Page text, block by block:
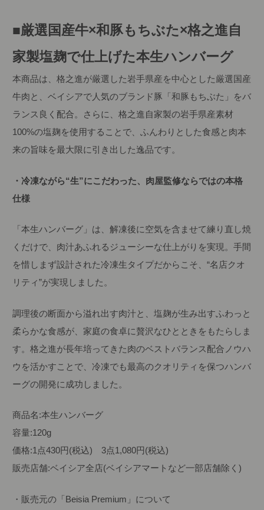
■厳選国産牛×和豚もちぶた×格之進自
家製塩麹で仕上げた本生ハンバーグ
本商品は、格之進が厳選した岩手県産を中心とした厳選国産
牛肉と、ベイシアで人気のブランド豚「和豚もちぶた」をバ
ランス良く配合。さらに、格之進自家製の岩手県産素材
100%の塩麹を使用することで、ふんわりとした食感と肉本
来の旨味を最大限に引き出した逸品です。
・冷凍ながら“生”にこだわった、肉屋監修ならではの本格
仕様
「本生ハンバーグ」は、解凍後に空気を含ませて練り直し焼
くだけで、肉汁あふれるジューシーな仕上がりを実現。手間
を惜しまず設計された冷凍生タイプだからこそ、“名店クオ
リティ”が実現しました。
調理後の断面から溢れ出す肉汁と、塩麹が生み出すふわっと
柔らかな食感が、家庭の食卓に贅沢なひとときをもたらしま
す。格之進が長年培ってきた肉のベストバランス配合ノウハ
ウを活かすことで、冷凍でも最高のクオリティを保つハンバ
ーグの開発に成功しました。
商品名:本生ハンバーグ
容量:120g
価格:1点430円(税込) 3点1,080円(税込)
販売店舗:ベイシア全店(ベイシアマートなど一部店舗除く)
・販売元の「Beisia Premium」について